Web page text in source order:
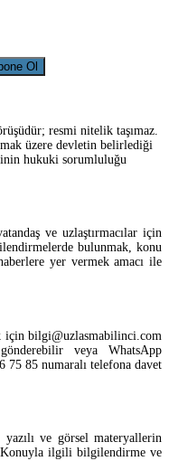
resmi nitelik taşımaz.
üzere devletin belirlediği
hukuki sorumluluğu
ve uzlaştırmacılar için
bulunmak, konu
yer vermek amacı ile
için bilgi@uzlasmabilinci.com
veya WhatsApp
75 85 numaralı telefona davet
ve görsel materyallerin
Konuyla ilgili bilgilendirme ve